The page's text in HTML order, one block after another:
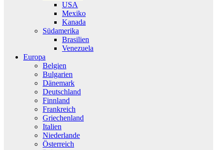
USA
Mexiko
Kanada
Südamerika
Brasilien
Venezuela
Europa
Belgien
Bulgarien
Dänemark
Deutschland
Finnland
Frankreich
Griechenland
Italien
Niederlande
Österreich